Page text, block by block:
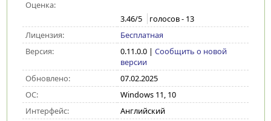
Оценка:
3.46/5 голосов - 13
Лицензия:
Бесплатная
Версия:
0.11.0.0| Сообщить о новой
версии
Обновлено:
07.02.2025
ОС:
Windows 11, 10
Интерфейс:
Английский